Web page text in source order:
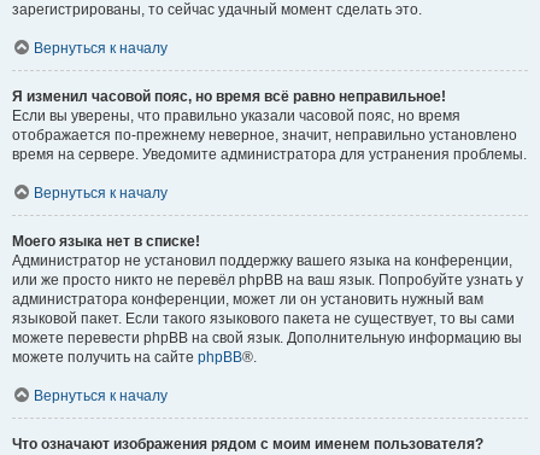
зарегистрированы, то сейчас удачный момент сделать это.
Вернуться к началу
Я изменил часовой пояс, но время всё равно неправильное!
Если вы уверены, что правильно указали часовой пояс, но время
отображается по-прежнему неверное, значит, неправильно установлено
время на сервере. Уведомите администратора для устранения проблемы.
Вернуться к началу
Моего языка нет в списке!
Администратор не установил поддержку вашего языка на конференции,
или же просто никто не перевёл phpBB на ваш язык. Попробуйте узнать у
администратора конференции, может ли он установить нужный вам
языковой пакет. Если такого языкового пакета не существует, то вы сами
можете перевести phpBB на свой язык. Дополнительную информацию вы
можете получить на сайте phpBB®.
Вернуться к началу
Что означают изображения рядом с моим именем пользователя?